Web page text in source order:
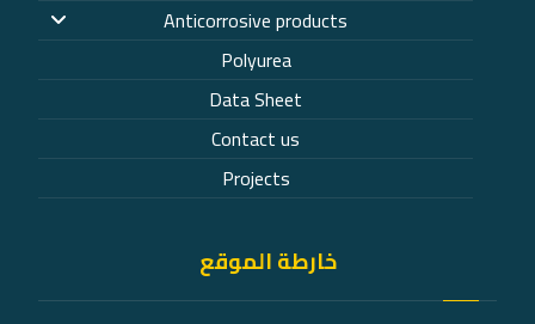
Anticorrosive products
Polyurea
Data Sheet
Contact us
Projects
خارطة الموقع